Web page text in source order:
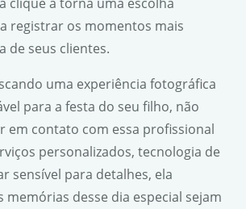
registrar os momentos mais
de seus clientes.
uma experiência fotográfica
para a festa do seu filho, não
em contato com essa profissional
personalizados, tecnologia de
sensível para detalhes, ela
memórias desse dia especial sejam